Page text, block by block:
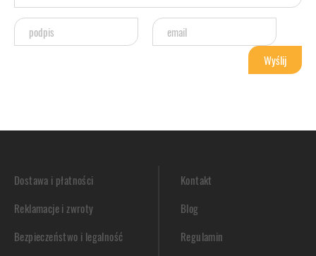
Dostawa i płatności
Reklamacje i zwroty
Bezpieczeństwo i legalność
Kontakt
Blog
Regulamin